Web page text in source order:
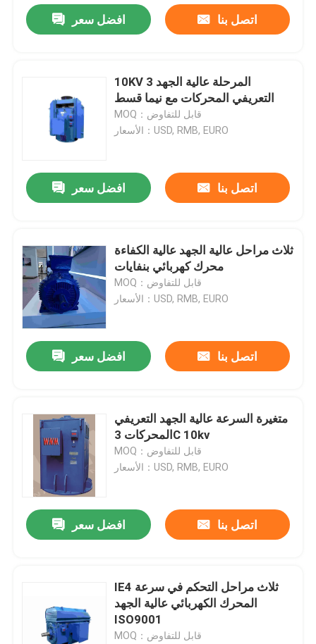
افضل سعر اتصل بنا
10KV 3 المرحلة عالية الجهد
التعريفي المحركات مع نيما قسط
MOQ：قابل للتفاوض
الأسعار：USD, RMB, EURO
افضل سعر اتصل بنا
ثلاث مراحل عالية الجهد عالية الكفاءة
محرك كهربائي بنفايات
MOQ：قابل للتفاوض
الأسعار：USD, RMB, EURO
افضل سعر اتصل بنا
متغيرة السرعة عالية الجهد التعريفي
المحركات 3C 10kv
MOQ：قابل للتفاوض
الأسعار：USD, RMB, EURO
افضل سعر اتصل بنا
IE4 ثلاث مراحل التحكم في سرعة
المحرك الكهربائي عالية الجهد
ISO9001
MOQ：قابل للتفاوض